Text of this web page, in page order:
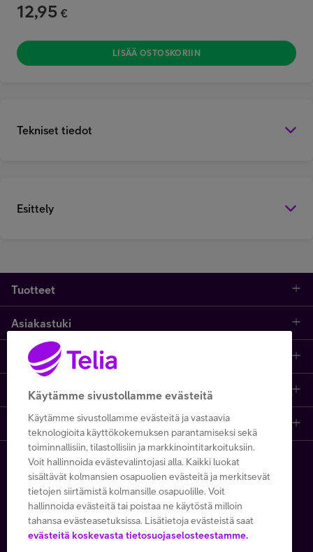
12,95 €
LISÄÄ OSTOSKORIIN
Tekniset tiedot
Esittely
Tuotteet
Kauppa
IT-palvelut
Yrittäjän palvelut
Julkishallinnolle
Wholesale
Business
5G yrityksille
Asiakastuki
Etusivu
Yhteystiedot
Paikalliset yritysmyyjät
Viat ja häiriöt
Laskut ja maksaminen
Asiakkuuden hallinta
Opi ja inspiroidu
Kaikki sisällöt
Artikkelit
Referenssit
Asiakasvinkit
Webinaarit ja koulutukset
Telia
Telia
Telia Cygate
Telia Finland
Telia yrityksenä
Vastuullisuus
Turvaverkko
Copyright Telia Company 2026
Kaikki hinnat ALV 0 %
Tietosuoja ja -turva Käyttöehdot Evästeiden käyttö
Käytämme sivustollamme evästeitä
Käytämme sivustollamme evästeitä ja vastaavia
teknologioita käyttökokemuksen parantamiseksi sekä
toiminnallisiin, tilastollisiin ja markkinointitarkoituksiin.
Voit hallinnoida evästevalintojasi alla. Kaikki luokat
sisältävät kolmansien osapuolien evästeitä ja merkitsevät
tietojen siirtämistä kolmansille osapuolille. Voit
hallinnoida evästeitä tai poistaa ne käytöstä milloin
tahansa evästeasetuksissa. Lisätietoja evästeistä saat
evästeitä koskevasta tietosuojaselosteestamme.